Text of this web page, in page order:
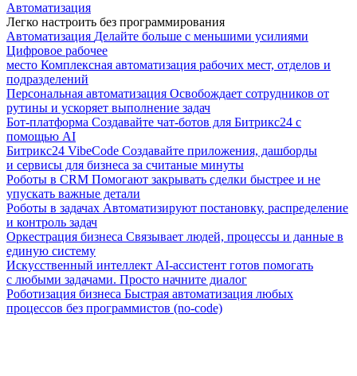
Автоматизация
Легко настроить без программирования
Автоматизация Делайте больше с меньшими усилиями
Цифровое рабочее
место Комплексная автоматизация рабочих мест, отделов и
подразделений
Персональная автоматизация Освобождает сотрудников от
рутины и ускоряет выполнение задач
Бот-платформа Создавайте чат-ботов для Битрикс24 с
помощью AI
Битрикс24 VibeCode Создавайте приложения, дашборды
и сервисы для бизнеса за считаные минуты
Роботы в CRM Помогают закрывать сделки быстрее и не
упускать важные детали
Роботы в задачах Автоматизируют постановку, распределение
и контроль задач
Оркестрация бизнеса Связывает людей, процессы и данные в
единую систему
Искусственный интеллект AI-ассистент готов помогать
с любыми задачами. Просто начните диалог
Роботизация бизнеса Быстрая автоматизация любых
процессов без программистов (no-code)